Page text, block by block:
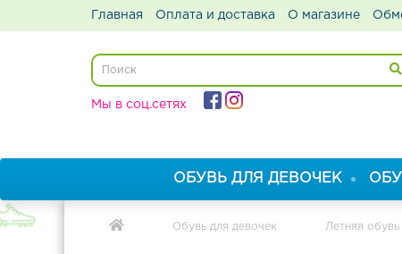
Главная Оплата и доставка О магазине
Мы в соц.сетях
ОБУВЬ ДЛЯ ДЕВОЧЕК
Обувь для девочек Летняя обувь